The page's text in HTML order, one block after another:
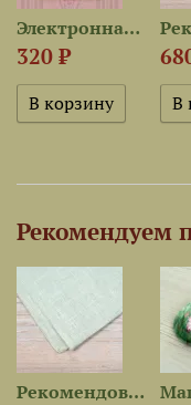
Электронная схема «Гладиолусы»
320 ₽
Рекомендуем
Рекомендованная ткань для...